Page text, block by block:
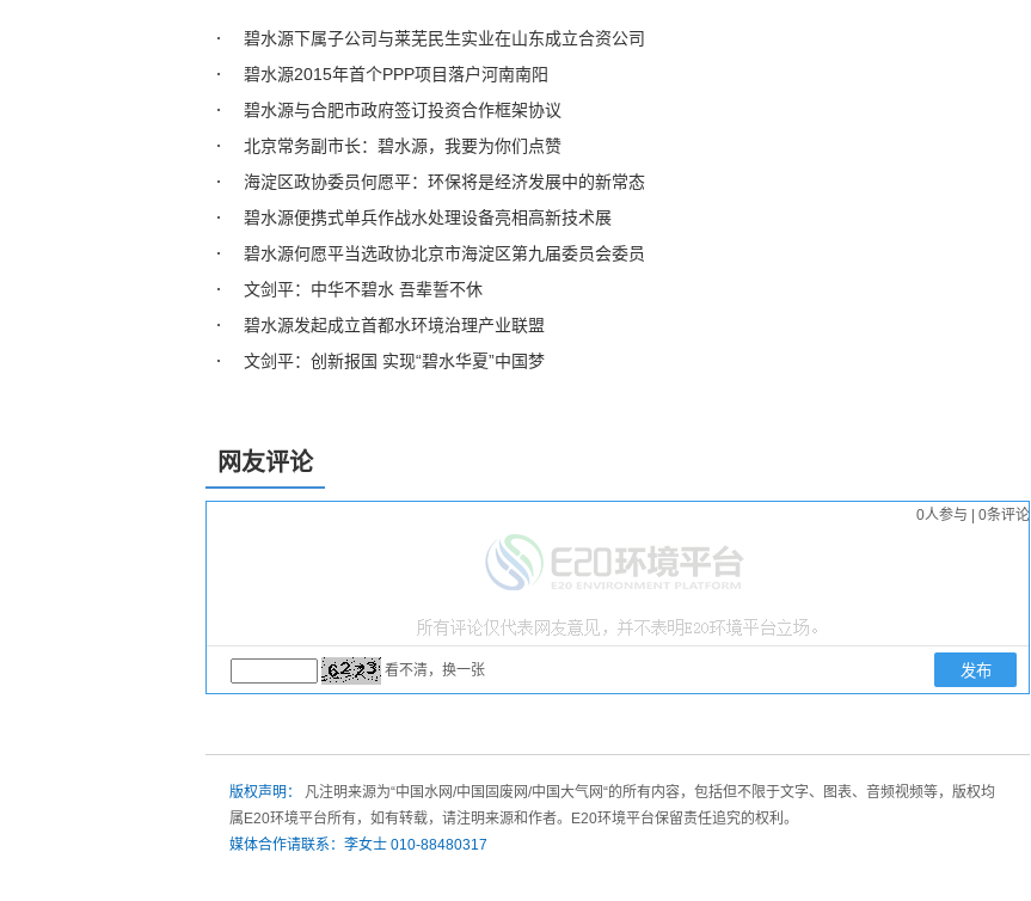
碧水源下属子公司与莱芜民生实业在山东成立合资公司
碧水源2015年首个PPP项目落户河南南阳
碧水源与合肥市政府签订投资合作框架协议
北京常务副市长：碧水源，我要为你们点赞
海淀区政协委员何愿平：环保将是经济发展中的新常态
碧水源便携式单兵作战水处理设备亮相高新技术展
碧水源何愿平当选政协北京市海淀区第九届委员会委员
文剑平：中华不碧水 吾辈誓不休
碧水源发起成立首都水环境治理产业联盟
文剑平：创新报国 实现“碧水华夏”中国梦
网友评论
0人参与 0条评论
看不清，换一张
版权声明：
凡注明来源为“中国水网/中国固废网/中国大气网“的所有内容，包括但不限于文字、图表、音频视频等，版权均
属E20环境平台所有，如有转载，请注明来源和作者。E20环境平台保留责任追究的权利。
媒体合作请联系：李女士 010-88480317